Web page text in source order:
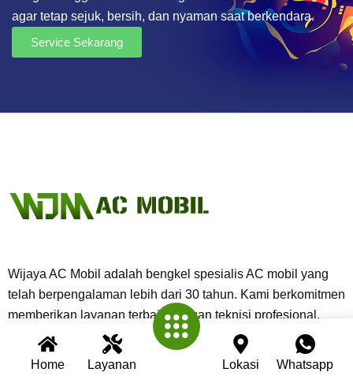
Home Layanan Lokasi Whatsapp
agar tetap sejuk, bersih, dan nyaman saat berkendara.
Service Sekarang
Wijaya AC Mobil adalah bengkel spesialis AC mobil yang
telah berpengalaman lebih dari 30 tahun. Kami berkomitmen
memberikan layanan terbaik dengan teknisi profesional,
peralatan modern, dan garansi untuk setiap pengerjaan.